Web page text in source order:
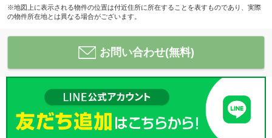
※地図上に表示される物件の位置は付近住所に所在することを表すものであり、実際
の物件所在地とは異なる場合がございます。
お問い合わせ(無料)